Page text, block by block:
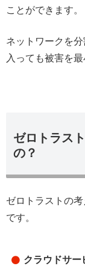
ことができます。
ネットワークを
入っても被害を
ゼロトラス
の？
ゼロトラストの
です。
クラウドサー